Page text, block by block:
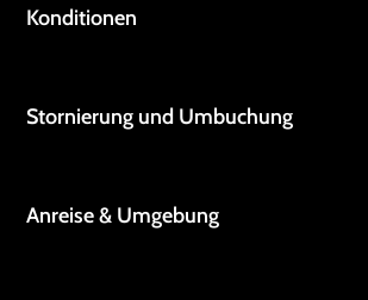
Konditionen
Stornierung und Umbuchung
Anreise & Umgebung